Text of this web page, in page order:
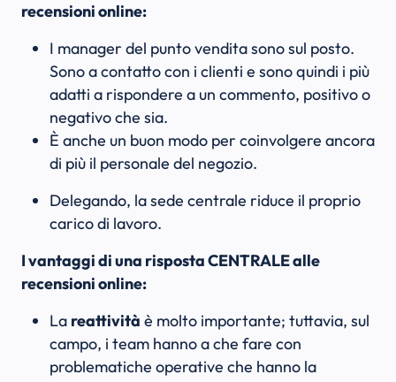
recensioni online:
I manager del punto vendita sono sul posto.
Sono a contatto con i clienti e sono quindi i più
adatti a rispondere a un commento, positivo o
negativo che sia.
È anche un buon modo per coinvolgere ancora
di più il personale del negozio.
Delegando, la sede centrale riduce il proprio
carico di lavoro.
I vantaggi di una risposta CENTRALE alle
recensioni online:
La reattività è molto importante; tuttavia, sul
campo, i team hanno a che fare con
problematiche operative che hanno la